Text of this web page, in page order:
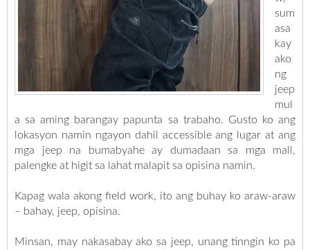
sum
asa
kay
ako
ng
jeep
mul
a sa aming barangay papunta sa trabaho. Gusto ko ang
lokasyon namin ngayon dahil accessible ang lugar at ang
mga jeep na bumabyahe ay dumadaan sa mga mall,
palengke at higit sa lahat malapit sa opisina namin.
Kapag wala akong field work, ito ang buhay ko araw-araw
– bahay, jeep, opisina.
Minsan, may nakasabay ako sa jeep, unang tinngin ko pa